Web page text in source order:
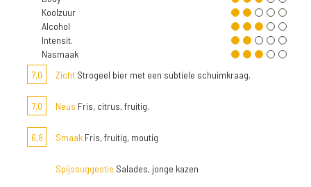
Koolzuur
Alcohol
Intensit.
Nasmaak
7,0
Zicht Strogeel bier met een subtiele schuimkraag.
7,0 Neus Fris, citrus, fruitig.
6,8 Smaak Fris, fruitig, moutig
Spijssuggestie Salades, jonge kazen